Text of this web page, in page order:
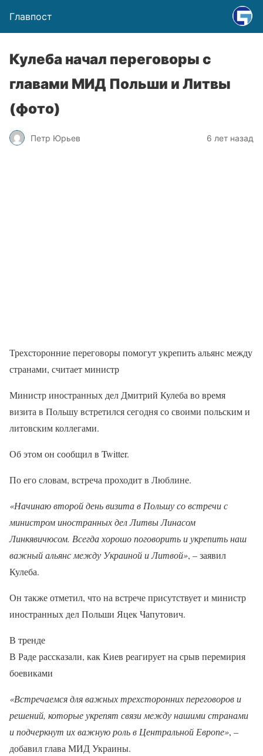
Главпост
Кулеба начал переговоры с
главами МИД Польши и Литвы
(фото)
Петр Юрьев 6 лет назад
Трехсторонние переговоры помогут укрепить альянс между
странами, считает министр
Министр иностранных дел Дмитрий Кулеба во время
визита в Польшу встретился сегодня со своими польским и
литовским коллегами.
Об этом он сообщил в Twitter.
По его словам, встреча проходит в Люблине.
«Начинаю второй день визита в Польшу со встречи с
министром иностранных дел Литвы Линасом
Линкявичюсом. Всегда хорошо поговорить и укрепить наш
важный альянс между Украиной и Литвой», – заявил
Кулеба.
Он также отметил, что на встрече присутствует и министр
иностранных дел Польши Яцек Чапутович.
В тренде
В Раде рассказали, как Киев реагирует на срыв перемирия
боевиками
«Встречаемся для важных трехсторонних переговоров и
решений, которые укрепят связи между нашими странами
и подчеркнут их важную роль в Центральной Европе», –
добавил глава МИД Украины.